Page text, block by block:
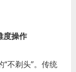
度操作
不剃头”。传统